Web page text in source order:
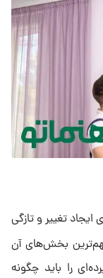
تغییر و تازگی
بخش‌های آن
را باید چگونه